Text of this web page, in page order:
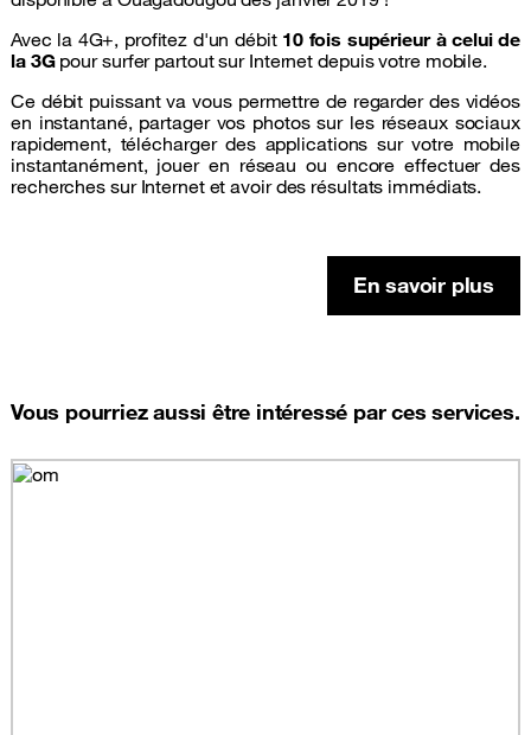
Avec la 4G+, profitez d'un débit 10 fois supérieur à celui de
la 3Gpour surfer partout sur Internet depuis votre mobile.
Ce débit puissant va vous permettre de regarder des vidéos
en instantané, partager vos photos sur les réseaux sociaux
rapidement, télécharger des applications sur votre mobile
instantanément, jouer en réseau ou encore effectuer des
recherches sur Internet et avoir des résultats immédiats.
En savoir plus
Vous pourriez aussi être intéressé par ces services.